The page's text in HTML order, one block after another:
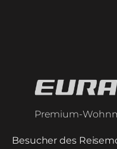
Premium-
Besucher des